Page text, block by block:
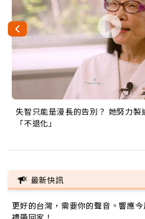
失智只能是漫長的告別？ 她努力製
「不退化」
來自剛果的巧克力神父 為台灣奉獻
的家，我連作夢都講台語！」
63歲卸矽谷副總、搬回台灣找快樂
丑」走進安養院，逗樂上萬爺奶：
104歲打破金氏世界紀錄 成為全球
手，分享長壽的秘密原來是「這個」
事業巔峰他選擇追夢…黑手阿伯拉
巨蛋！連CNN都大讚！
最新快訊
更好的台灣，需要你的聲音。響應